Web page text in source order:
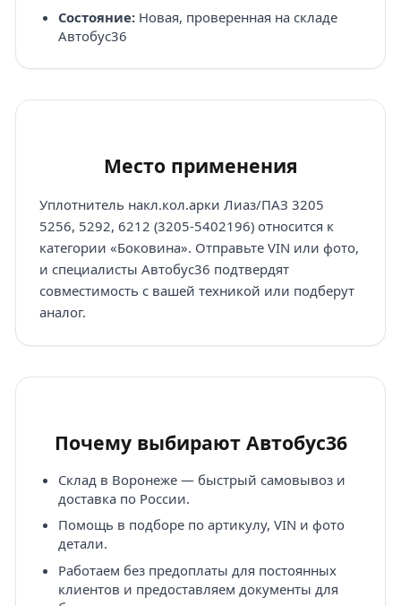
Состояние:Новая, проверенная на складе
Автобус36
Место применения
Уплотнитель накл.кол.арки Лиаз/ПАЗ 3205
5256, 5292, 6212 (3205-5402196) относится к
категории «Боковина». Отправьте VIN или фото,
и специалисты Автобус36 подтвердят
совместимость с вашей техникой или подберут
аналог.
Почему выбирают Автобус36
Склад в Воронеже — быстрый самовывоз и
доставка по России.
Помощь в подборе по артикулу, VIN и фото
детали.
Работаем без предоплаты для постоянных
клиентов и предоставляем документы для